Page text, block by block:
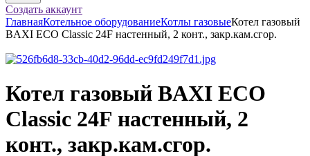
Создать аккаунт
ГлавнаяКотельное оборудованиеКотлы газовыеКотел газовый
BAXI ECO Classic 24F настенный, 2 конт., закр.кам.сгор.
Котел газовый BAXI ECO
Classic 24F настенный, 2
конт., закр.кам.сгор.